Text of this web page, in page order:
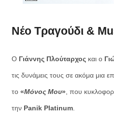
Νέο Τραγούδι &
Ο Γιάννης Πλούταρχος και ο
τις δυνάμεις τους σε ακόμα μια
το «Μόνος Μου» , που
την Panik Platinum